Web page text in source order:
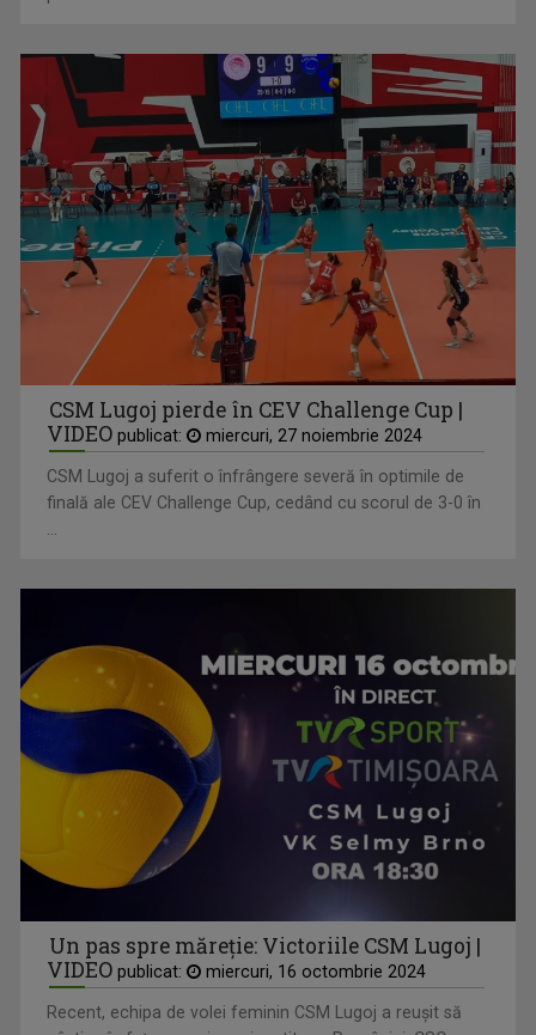
CSM Lugoj pierde în CEV Challenge Cup |
VIDEO publicat: miercuri, 27 noiembrie 2024
CSM Lugoj a suferit o înfrângere severă în optimile de
finală ale CEV Challenge Cup, cedând cu scorul de 3-0 în
...
Un pas spre măreție: Victoriile CSM Lugoj |
VIDEO publicat: miercuri, 16 octombrie 2024
Recent, echipa de volei feminin CSM Lugoj a reușit să